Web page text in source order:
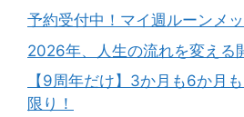
予約受付中！マイ週ルーンメ
2026年、人生の流れを変える
【9周年だけ】3か月も6か月
限り！